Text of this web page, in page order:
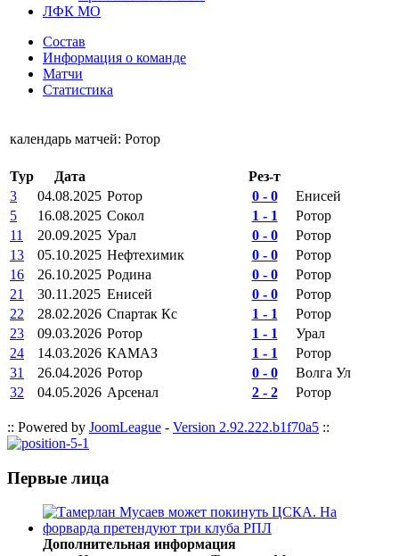
ЛФК МО
Состав
Информация о команде
Матчи
Статистика
календарь матчей: Ротор
Тур Дата
Рез-т
3
04.08.2025 Ротор 0 - 0
Енисей
5
16.08.2025 Сокол 1 - 1
Ротор
11
20.09.2025 Урал 0 - 0
Ротор
13
05.10.2025 Нефтехимик 0 - 0
Ротор
16
26.10.2025 Родина 0 - 0
Ротор
21
30.11.2025 Енисей 0 - 0
Ротор
22
28.02.2026 Спартак Кс 1 - 1
Ротор
23
09.03.2026 Ротор 1 - 1
Урал
24
14.03.2026 КАМАЗ 1 - 1
Ротор
31
26.04.2026 Ротор 0 - 0
Волга Ул
32
04.05.2026 Арсенал 2 - 2 Ротор
:: Powered by JoomLeague - Version 2.92.222.b1f70a5 ::
Первые лица
Дополнительная информация